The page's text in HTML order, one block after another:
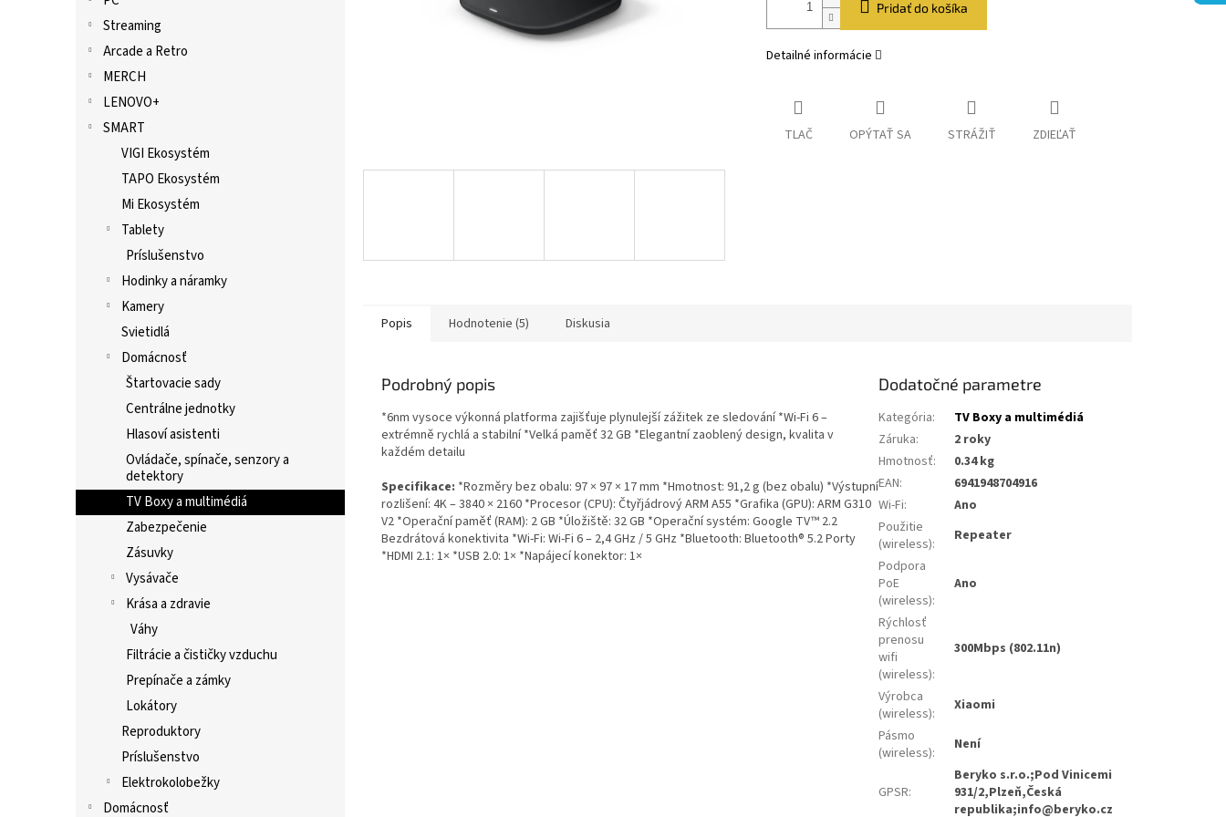
Streaming
Arcade a Retro
MERCH
LENOVO+
SMART
VIGI Ekosystém
TAPO Ekosystém
Mi Ekosystém
Tablety
Príslušenstvo
Hodinky a náramky
Kamery
Svietidlá
Domácnosť
Štartovacie sady
Centrálne jednotky
Hlasoví asistenti
Ovládače, spínače, senzory a
detektory
TV Boxy a multimédiá
Zabezpečenie
Zásuvky
Vysávače
Krása a zdravie
Váhy
Filtrácie a čističky vzduchu
Prepínače a zámky
Lokátory
Reproduktory
Príslušenstvo
Elektrokolobežky
Domácnosť
Pridať do košíka
Detailné informácie
TLAČ OPÝTAŤ SA STRÁŽIŤ ZDIEĽAŤ
Popis Hodnotenie (5) Diskusia
Podrobný popis
*6nm vysoce výkonná platforma zajišťuje plynulejší zážitek ze sledování *Wi-Fi 6 –
extrémně rychlá a stabilní *Velká paměť 32 GB *Elegantní zaoblený design, kvalita v
každém detailu
Specifikace: *Rozměry bez obalu: 97 × 97 × 17 mm *Hmotnost: 91,2 g (bez obalu) *Výstupní
rozlišení: 4K – 3840 × 2160 *Procesor (CPU): Čtyřjádrový ARM A55 *Grafika (GPU): ARM G310
V2 *Operační paměť (RAM): 2 GB *Úložiště: 32 GB *Operační systém: Google TV™ 2.2
Bezdrátová konektivita *Wi-Fi: Wi-Fi 6 – 2,4 GHz / 5 GHz *Bluetooth: Bluetooth® 5.2 Porty
*HDMI 2.1: 1× *USB 2.0: 1× *Napájecí konektor: 1×
Dodatočné parametre
Kategória:
TV Boxy a multimédiá
Záruka:
2 roky
Hmotnosť:
0.34 kg
EAN:
6941948704916
Wi-Fi:
Ano
Použitie
(wireless):
Repeater
Podpora
PoE
(wireless):
Ano
Rýchlosť
prenosu
wifi
(wireless):
300Mbps (802.11n)
Výrobca
(wireless):
Xiaomi
Pásmo
(wireless): Není
GPSR:
Beryko s.r.o.;Pod Vinicemi
931/2,Plzeň,Česká
republika;info@beryko.cz